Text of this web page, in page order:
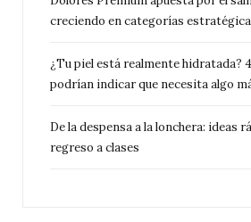
creciendo en categorías
¿Tu piel está realmente hidratada?
podrían indicar que necesita algo
De la despensa a la lonchera: ideas
regreso a clases